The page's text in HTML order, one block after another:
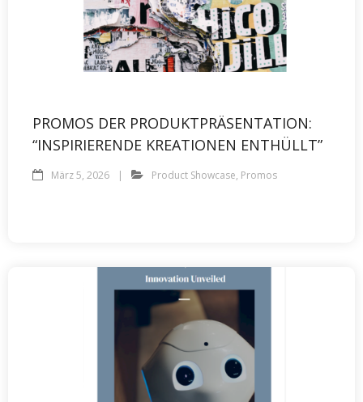
PROMOS DER PRODUKTPRÄSENTATION:
“INSPIRIERENDE KREATIONEN ENTHÜLLT”
März 5, 2026 Product Showcase, Promos